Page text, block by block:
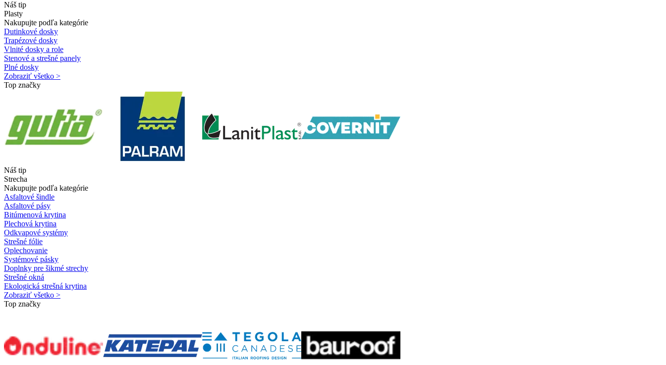
Náš tip
Plasty
Nakupujte podľa kategórie
Dutinkové dosky
Trapézové dosky
Vlnité dosky a role
Stenové a strešné panely
Plné dosky
Zobraziť všetko >
Top značky
Náš tip
Strecha
Nakupujte podľa kategórie
Asfaltové šindle
Asfaltové pásy
Bitúmenová krytina
Plechová krytina
Odkvapové systémy
Strešné fólie
Oplechovanie
Systémové pásky
Doplnky pre šikmé strechy
Strešné okná
Ekologická strešná krytina
Zobraziť všetko >
Top značky